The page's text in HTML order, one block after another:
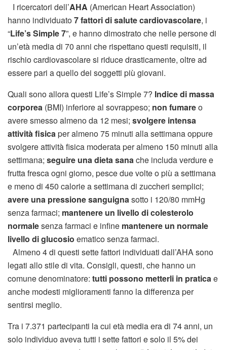
I ricercatori dell’AHA (American Heart Association)
hanno individuato7 fattori di salute cardiovascolare, i
“Life’s Simple 7”, e hanno dimostrato che nelle persone di
un’età media di 70 anni che rispettano questi requisiti, il
rischio cardiovascolare si riduce drasticamente, oltre ad
essere pari a quello dei soggetti più giovani.
Quali sono allora questi Life’s Simple 7? Indice di massa
corporea (BMI) inferiore al sovrappeso; non fumareo
avere smesso almeno da 12 mesi; svolgere intensa
attività fisicaper almeno 75 minuti alla settimana oppure
svolgere attività fisica moderata per almeno 150 minuti alla
settimana; seguire una dieta sanache includa verdure e
frutta fresca ogni giorno, pesce due volte o più a settimana
e meno di 450 calorie a settimana di zuccheri semplici;
avere una pressione sanguignasotto i 120/80 mmHg
senza farmaci; mantenere un livello di colesterolo
normalesenza farmaci e infine mantenere un normale
livello di glucosio ematico senza farmaci.
Almeno 4 di questi sette fattori individuati dall’AHA sono
legati allo stile di vita. Consigli, questi, che hanno un
comune denominatore: tutti possono metterli in praticae
anche modesti miglioramenti fanno la differenza per
sentirsi meglio.
Tra i 7.371 partecipanti la cui età media era di 74 anni, un
solo individuo aveva tutti i sette fattori e solo il 5% dei